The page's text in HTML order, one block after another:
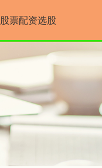
股票配资选股